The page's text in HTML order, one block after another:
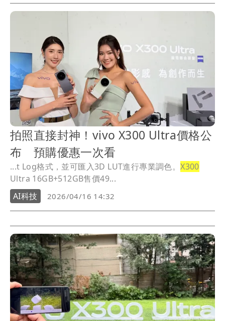
拍照直接封神！vivo X300 Ultra價格公
布 預購優惠一次看
...t Log格式，並可匯入3D LUT進行專業調色。X300
Ultra 16GB+512GB售價49...
AI科技
2026/04/16 14:32